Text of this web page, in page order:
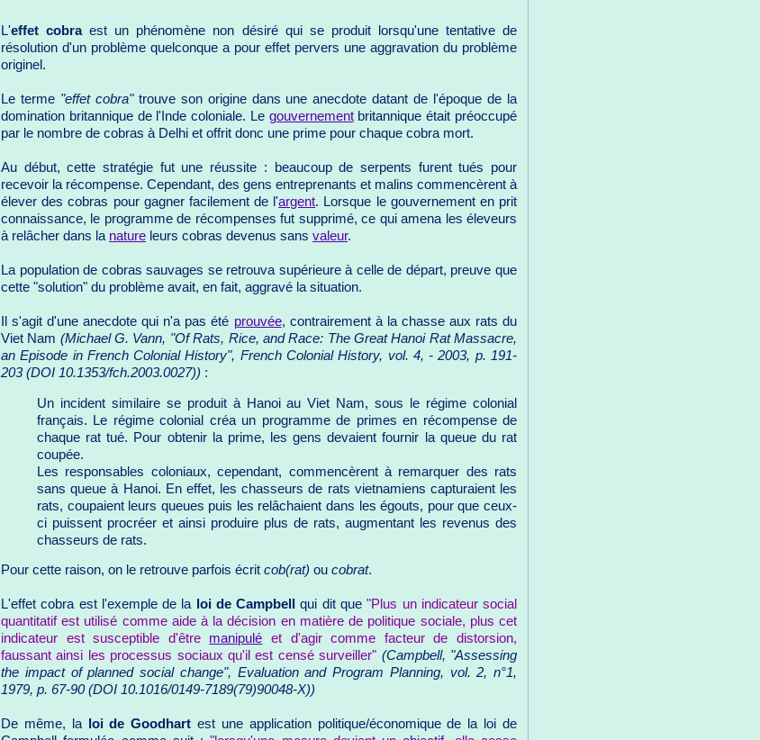
L'effet cobraest un phénomène non désiré qui se produit lorsqu'une tentative de
résolution d'un problème quelconque a pour effet pervers une aggravation du problème
originel.
Le terme "effet cobra"trouve son origine dans une anecdote datant de l'époque de la
domination britannique de l'Inde coloniale. Le gouvernementbritannique était préoccupé
par le nombre de cobras à Delhi et offrit donc une prime pour chaque cobra mort.
Au début, cette stratégie fut une réussite : beaucoup de serpents furent tués pour
recevoir la récompense. Cependant, des gens entreprenants et malins commencèrent à
élever des cobras pour gagner facilement de l'argent. Lorsque le gouvernement en prit
connaissance, le programme de récompenses fut supprimé, ce qui amena les éleveurs
à relâcher dans la nature leurs cobras devenus sans valeur.
La population de cobras sauvages se retrouva supérieure à celle de départ, preuve que
cette "solution" du problème avait, en fait, aggravé la situation.
Il s'agit d'une anecdote qui n'a pas été prouvée, contrairement à la chasse aux rats du
Viet Nam (Michael G. Vann, "Of Rats, Rice, and Race: The Great Hanoi Rat Massacre,
an Episode in French Colonial History", French Colonial History, vol. 4, - 2003, p. 191-
203 (DOI 10.1353/fch.2003.0027)) :
Un incident similaire se produit à Hanoi au Viet Nam, sous le régime colonial
français. Le régime colonial créa un programme de primes en récompense de
chaque rat tué. Pour obtenir la prime, les gens devaient fournir la queue du rat
coupée.
Les responsables coloniaux, cependant, commencèrent à remarquer des rats
sans queue à Hanoi. En effet, les chasseurs de rats vietnamiens capturaient les
rats, coupaient leurs queues puis les relâchaient dans les égouts, pour que ceux-
ci puissent procréer et ainsi produire plus de rats, augmentant les revenus des
chasseurs de rats.
Pour cette raison, on le retrouve parfois écrit cob(rat) ou cobrat.
L'effet cobra est l'exemple de la loi de Campbell qui dit que"Plus un indicateur social
quantitatif est utilisé comme aide à la décision en matière de politique sociale, plus cet
indicateur est susceptible d'être manipulé et d'agir comme facteur de distorsion,
faussant ainsi les processus sociaux qu'il est censé surveiller" (Campbell, "Assessing
the impact of planned social change", Evaluation and Program Planning, vol. 2, n°1,
1979, p. 67-90 (DOI 10.1016/0149-7189(79)90048-X))
De même, la loi de Goodhart est une application politique/économique de la loi de